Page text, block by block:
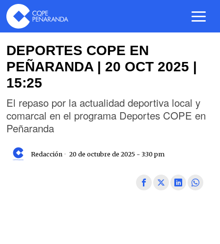
DEPORTES COPE EN
PEÑARANDA | 20 OCT 2025 |
15:25
El repaso por la actualidad deportiva local y
comarcal en el programa Deportes COPE en
Peñaranda
Redacción 20 de octubre de 2025 - 3:30 pm